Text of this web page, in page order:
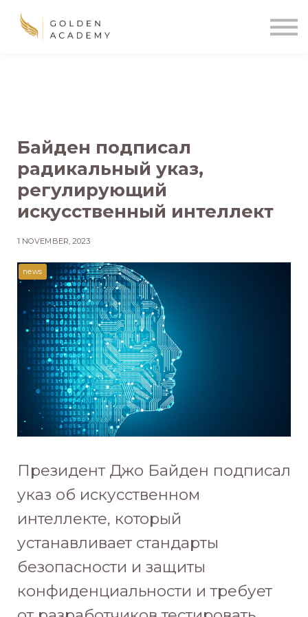
Байден подписал
радикальный указ,
регулирующий
искусственный интеллект
1 NOVEMBER, 2023
news
Президент Джо Байден подписал
указ об искусственном
интеллекте, который
устанавливает стандарты
безопасности и защиты
конфиденциальности и требует